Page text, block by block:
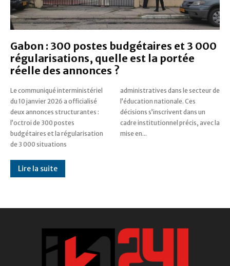
Gabon : 300 postes budgétaires et 3 000
régularisations, quelle est la portée
réelle des annonces ?
Le communiqué interministériel
du 10 janvier 2026 a officialisé
deux annonces structurantes :
l’octroi de 300 postes
budgétaires et la régularisation
de 3 000 situations
administratives dans le secteur de
l’éducation nationale. Ces
décisions s’inscrivent dans un
cadre institutionnel précis, avec la
mise en...
Lire la suite